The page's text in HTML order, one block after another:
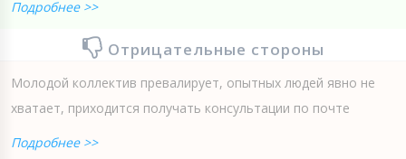
Подробнее >>
Отрицательные стороны
Молодой коллектив превалирует, опытных людей явно не
хватает, приходится получать консультации по почте
Подробнее >>